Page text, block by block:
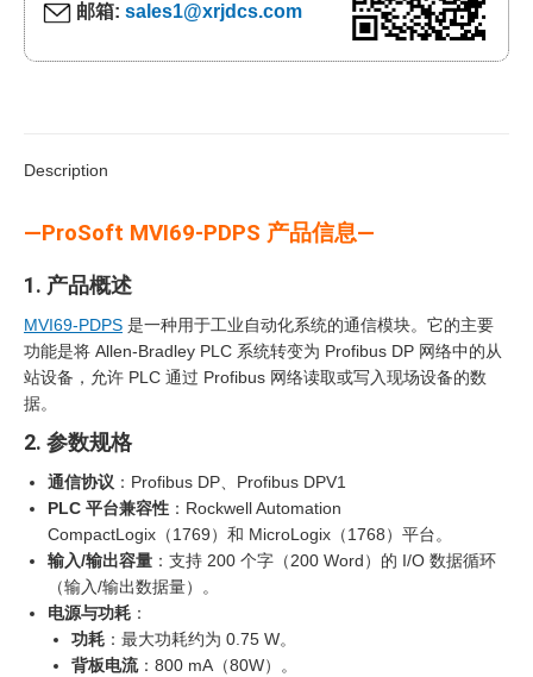
邮箱: sales1@xrjdcs.com
Description
—ProSoft MVI69-PDPS 产品信息—
1. 产品概述
MVI69-PDPS 是一种用于工业自动化系统的通信模块。它的主要
功能是将 Allen-Bradley PLC 系统转变为 Profibus DP 网络中的从
站设备，允许 PLC 通过 Profibus 网络读取或写入现场设备的数
据。
2. 参数规格
通信协议 ：Profibus DP、Profibus DPV1
PLC 平台兼容性 ：Rockwell Automation
CompactLogix（1769）和 MicroLogix（1768）平台。
输入/输出容量 ：支持 200 个字（200 Word）的 I/O 数据循环
（输入/输出数据量）。
电源与功耗 ：
功耗 ：最大功耗约为 0.75 W。
背板电流：800 mA（80W）。